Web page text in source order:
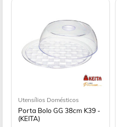
Utensílios Domésticos
Porta Bolo GG 38cm K39 -
(KEITA)